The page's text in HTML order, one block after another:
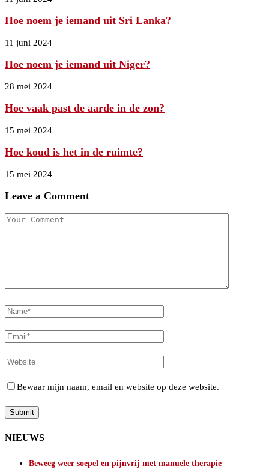
Hoe noem je iemand uit Sri Lanka?
11 juni 2024
Hoe noem je iemand uit Niger?
28 mei 2024
Hoe vaak past de aarde in de zon?
15 mei 2024
Hoe koud is het in de ruimte?
15 mei 2024
Leave a Comment
Bewaar mijn naam, email en website op deze website.
NIEUWS
Beweeg weer soepel en pijnvrij met manuele therapie